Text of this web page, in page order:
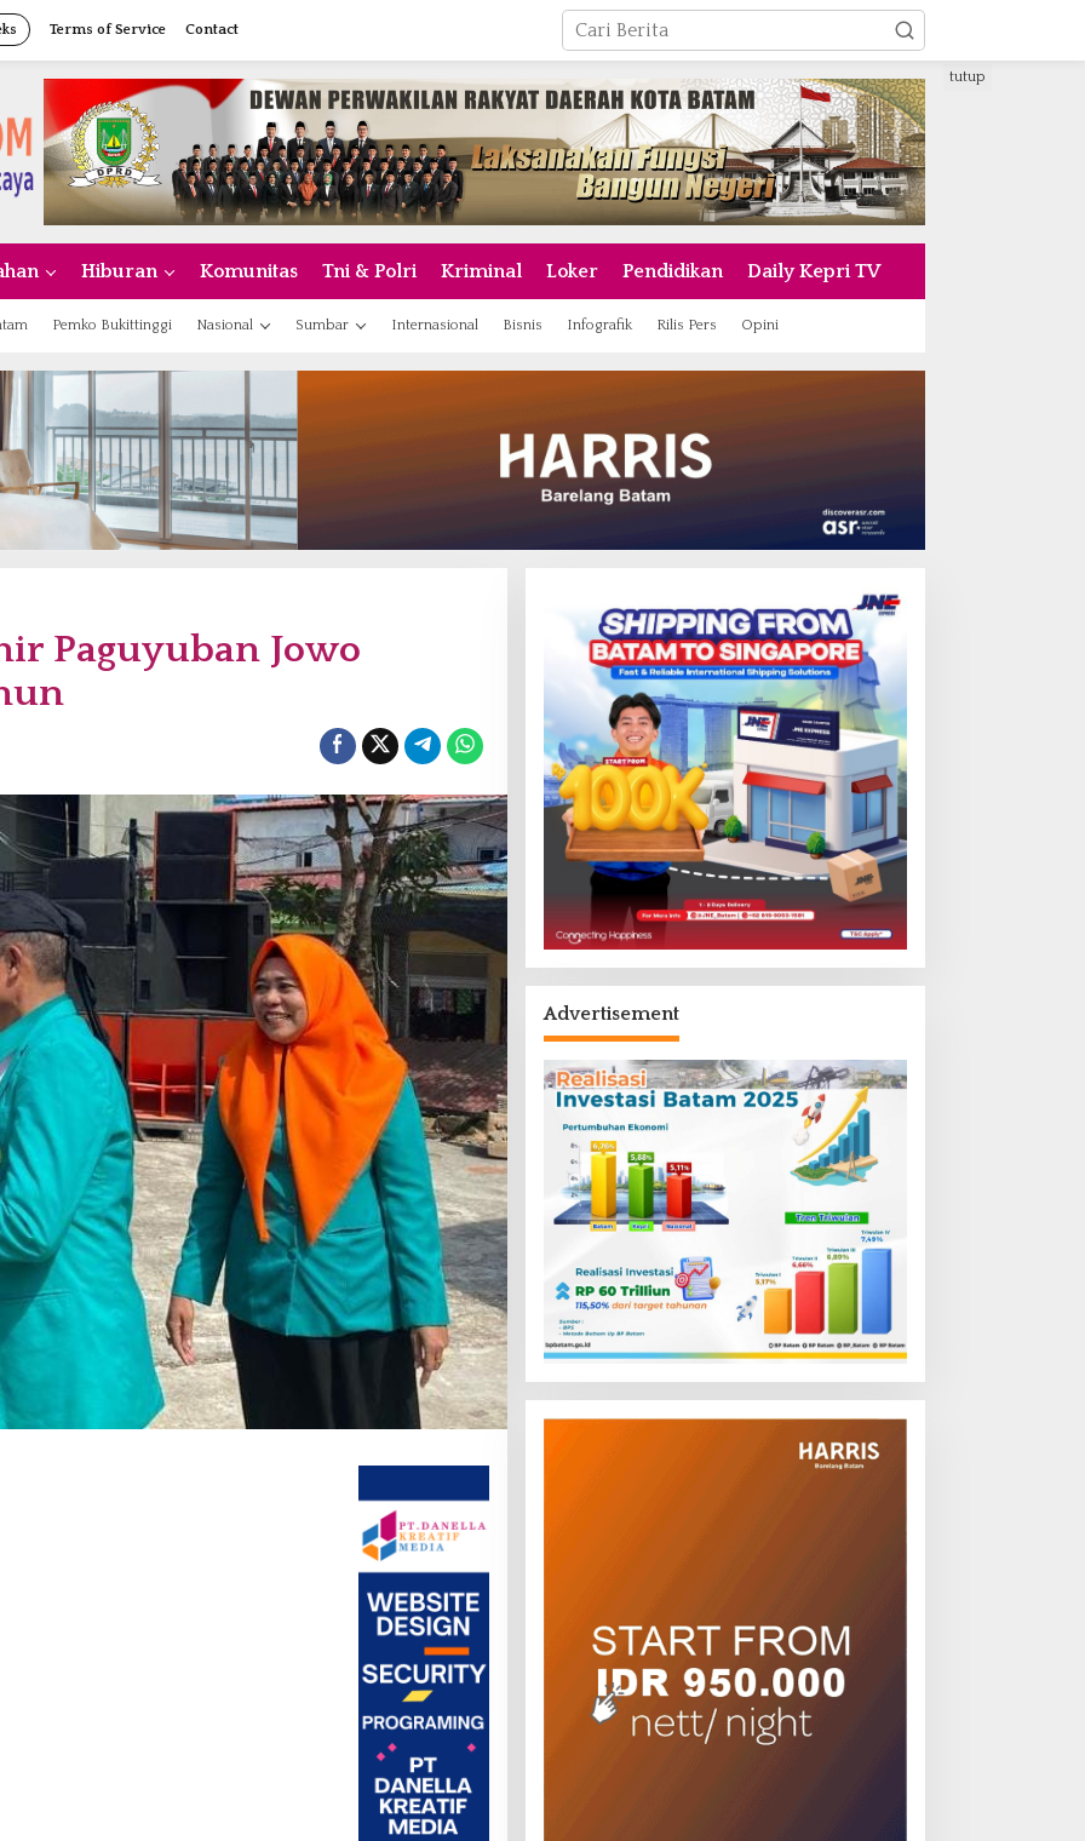
Terms of Service Contact
Hiburan Komunitas Tni & Polri Kriminal Loker Pendidikan Daily Kepri TV
Pemko Bukittinggi Nasional Sumbar Internasional Bisnis Infografik Rilis Pers Opini
tutup
Paguyuban Jowo
Advertisement